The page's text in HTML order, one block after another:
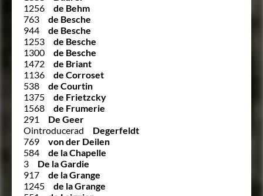
1256
de Behm
763
de Besche
944
de Besche
1253
de Besche
1300
de Besche
1472
de Briant
1136
de Corroset
538
de Courtin
1375
de Frietzcky
1568
de Frumerie
291
De Geer
Ointroducerad
Degerfeldt
769
von der Deilen
584
de la Chapelle
3
De la Gardie
917
de la Grange
1245
de la Grange